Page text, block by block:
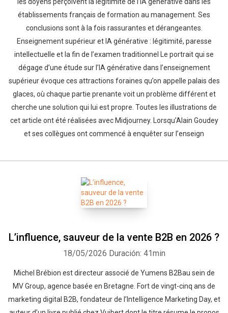
établissements français de formation au management. Ses
conclusions sont à la fois rassurantes et dérangeantes.
Enseignement supérieur et IA générative : légitimité, paresse
intellectuelle et la fin de l’examen traditionnel Le portrait qui se
dégage d’une étude sur l’IA générative dans l’enseignement
supérieur évoque ces attractions foraines qu’on appelle palais des
glaces, où chaque partie prenante voit un problème différent et
cherche une solution qui lui est propre. Toutes les illustrations de
cet article ont été réalisées avec Midjourney. Lorsqu’Alain Goudey
et ses collègues ont commencé à enquêter sur l’enseign
L’influence, sauveur de la vente B2B en 2026 ?
18/05/2026 Duración: 41min
Michel Brébion est directeur associé de Yumens B2Bau sein de
MV Group, agence basée en Bretagne. Fort de vingt-cinq ans de
marketing digital B2B, fondateur de l’Intelligence Marketing Day, et